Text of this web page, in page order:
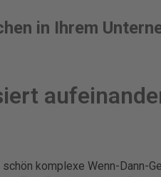
in Ihrem
komplexe Wenn-Dann-